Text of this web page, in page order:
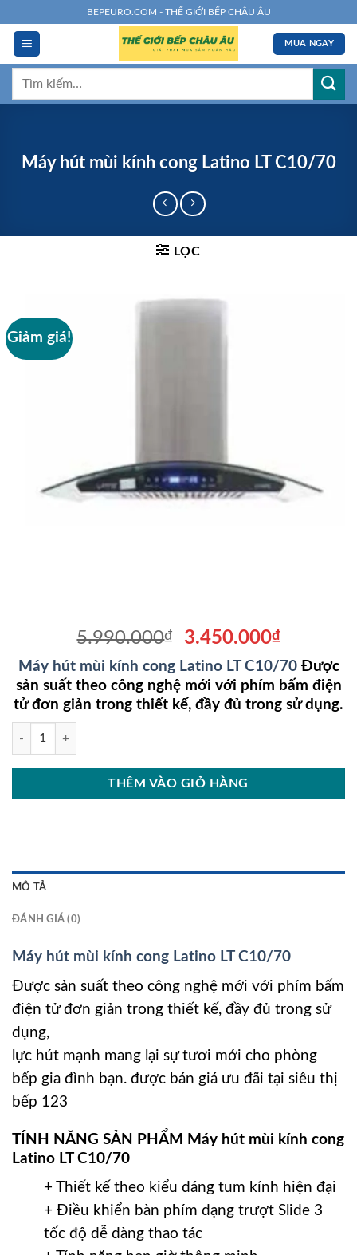
đến
dung
BEPEURO.COM - THẾ GIỚI BẾP CHÂU ÂU
MUA NGAY
Tìm
Máy hút mùi kính cong Latino LT C10/70
LỌC
Giảm giá!
5.990.000₫
Giá
gốc
là:
5.990.000₫.
3.450.000₫Giá
hiện
tại
là:
Máy hút mùi kính cong Latino LT C10/70Được
sản suất theo công nghệ mới với phím bấm điện
tử đơn giản trong thiết kế, đầy đủ trong sử dụng.
Máy hút mùi kính cong Latino LT C10/70 số lượng
THÊM VÀO GIỎ HÀNG
MÔ TẢ
ĐÁNH GIÁ (0)
Máy hút mùi kính cong Latino LT C10/70
Được sản suất theo công nghệ mới với phím bấm
điện tử đơn giản trong thiết kế, đầy đủ trong sử
dụng,
lực hút mạnh mang lại sự tươi mới cho phòng
bếp gia đình bạn. được bán giá ưu đãi tại siêu thị
bếp 123
TÍNH NĂNG SẢN PHẨM Máy hút mùi kính cong
Latino LT C10/70
+ Thiết kế theo kiểu dáng tum kính hiện đại
+ Điều khiển bàn phím dạng trượt Slide 3
tốc độ dễ dàng thao tác